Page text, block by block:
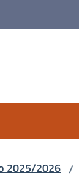
2025/2026 /